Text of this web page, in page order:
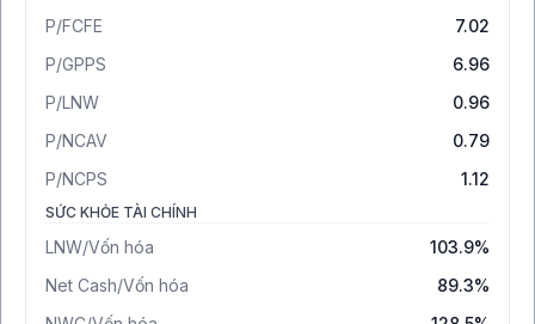
P/FCFE
7.02
P/GPPS
6.96
P/LNW
0.96
P/NCAV
0.79
P/NCPS
1.12
SỨC KHỎE TÀI CHÍNH
LNW/Vốn hóa
103.9%
Net Cash/Vốn hóa
89.3%